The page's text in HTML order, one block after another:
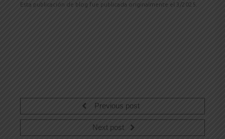
Esta publicación de blog fue publicada originalmente el 3/2025.
Previous post
Next post